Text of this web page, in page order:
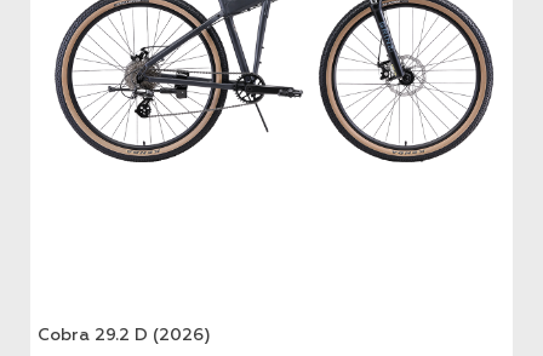
Cobra 29.2 D (2026)